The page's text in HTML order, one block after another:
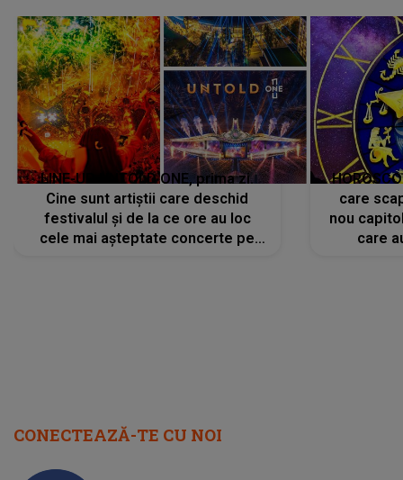
LINE-UP UNTOLD ONE, prima zi.
Cine sunt artiștii care deschid
festivalul și de la ce ore au loc
cele mai așteptate concerte pe
care
nou
care
CONECTEAZĂ-TE CU NOI